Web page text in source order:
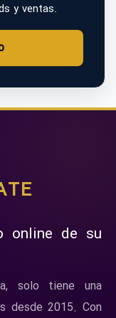
y ventas.
online de su
solo tiene una
desde 2015. Con